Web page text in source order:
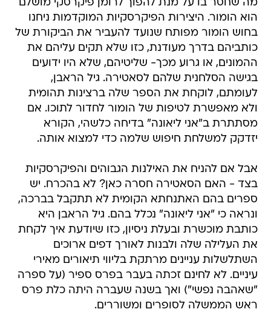
מה שחסר בו על מנת להפוך לרומן פיקרסקי מושלם
הוא הומור. היצירות הפיקרסקיות המוקדמות ניחנו
בחוש הומור מפותח שנועד להעביר את הביקורת של
כותביהם בדרך מעודנת, כזו שלא תקים עליהם את
ההמונים, או גרוע מכך- שליטיהם, שלא היו ידועים
בגישה הסלחנית שלהם לסאטירה. גיל הראבן,
לעומתם, לוקחת את הספר שלה ברצינות תהומית
ולא מאפשרת לטיפות של הומור לחדור לתוכו. אם
מסתתרת ב"אני ליאונה" בדיחה כלשהי, הקורא
יזדקק למשלחת חיפוש שלמה כדי למצוא אותה.
אבל אם להניח את האילנות הגבוהים והפיקרסקיות
בצד - האם הסאטירה חסרה כאן? לא בהכרח. יש
ספרים בהם האתנחתא הקומית לא תתקבל בברכה,
ונראה כי "אני ליאונה" נכלל בהם. גיל הראבן היא
כותבת מוכשרת ובעלת ניסיון, כזו שיודעת איך לקחת
את העלילה שלה ולבנות לאורך דפים ארוכים
השתלשלות עניינים מרתקת בליווי תיאורים מאירי
עיניים. לא לחינם זכתה בעבר בפרס ספיר (על ספרה
"שאהבה נפשי") ואך בשנה שעברה היתה כלת פרס
ראש הממשלה לסופרים ומשוררים.